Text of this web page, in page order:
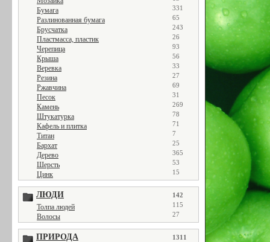
Бумага 331
Разлинованная бумага 65
Брусчатка 243
Пластмасса, пластик 26
Черепица 93
Крыша 56
Веревка 33
Резина 27
Ржавчина 69
Песок 31
Камень 269
Штукатурка 78
Кафель и плитка 71
Титан 7
Бархат 25
Дерево 365
Шерсть 53
Цинк 15
ЛЮДИ 142
Толпа людей 115
Волосы 27
ПРИРОДА 1311